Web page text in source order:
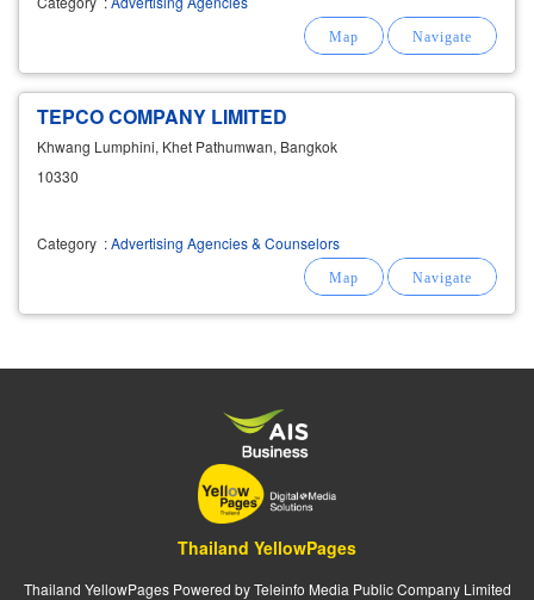
TEPCO COMPANY LIMITED
Khwang Lumphini, Khet Pathumwan, Bangkok
10330
Category :Advertising Agencies & Counselors
Thailand YellowPages
Thailand YellowPages Powered by Teleinfo Media Public Company Limited